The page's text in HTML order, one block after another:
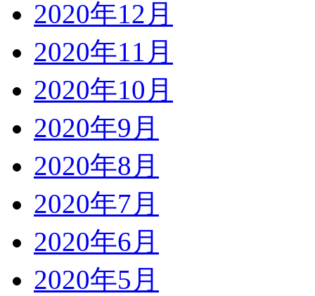
2020年12月
2020年11月
2020年10月
2020年9月
2020年8月
2020年7月
2020年6月
2020年5月